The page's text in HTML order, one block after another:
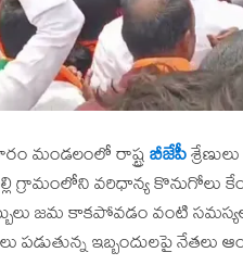
మండలంలో రాష్ట్రబీజేపీ
గ్రామంలోని వరిధాన్య కొనుగోలు
జమ కాకపోవడం వంటి
పడుతున్న ఇబ్బందులపై నేతలు